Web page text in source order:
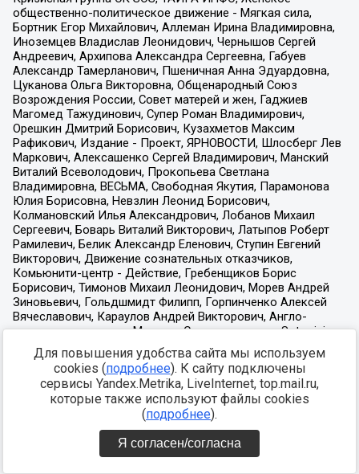
Для повышения удобства сайта мы используем
cookies (подробнее). К сайту подключены
сервисы Yandex.Metrika, LiveInternet, top.mail.ru,
которые также используют файлы cookies
(подробнее).
Я согласен/согласна